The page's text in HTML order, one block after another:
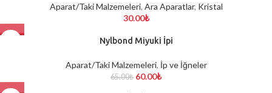
Aparat/Taki Malzemeleri, Ara Aparatlar, Kristal
30.00₺
Nylbond Miyuki İpi
Aparat/Taki Malzemeleri, İp ve İğneler
65.00₺ 60.00₺